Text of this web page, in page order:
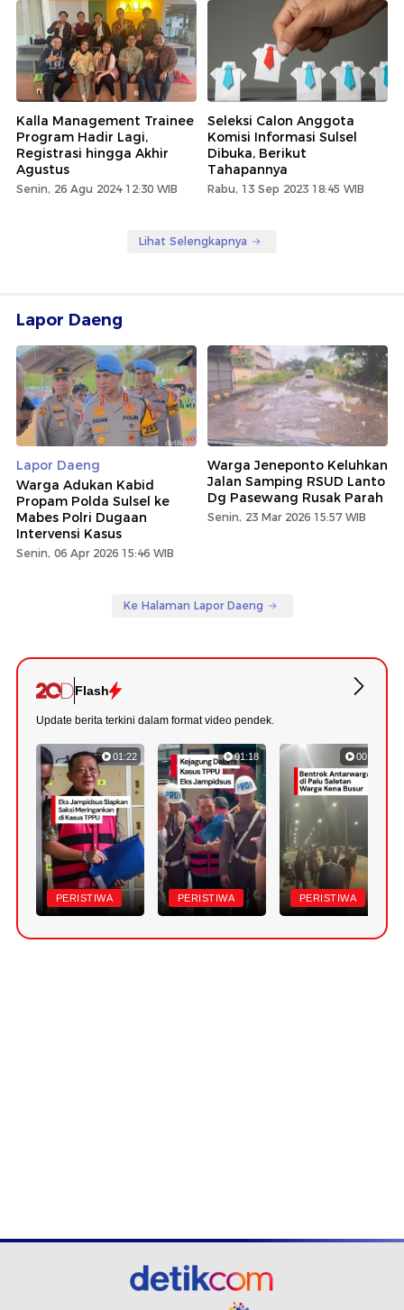
Kalla Management Trainee
Program Hadir Lagi,
Registrasi hingga Akhir
Agustus
Senin, 26 Agu 2024 12:30 WIB
Seleksi Calon Anggota
Komisi Informasi Sulsel
Dibuka, Berikut
Tahapannya
Rabu, 13 Sep 2023 18:45 WIB
Lihat Selengkapnya
Lapor Daeng
Lapor Daeng
Warga Adukan Kabid
Propam Polda Sulsel ke
Mabes Polri Dugaan
Intervensi Kasus
Senin, 06 Apr 2026 15:46 WIB
Warga Jeneponto Keluhkan
Jalan Samping RSUD Lanto
Dg Pasewang Rusak Parah
Senin, 23 Mar 2026 15:57 WIB
Ke Halaman Lapor Daeng
Flash
Update berita terkini dalam format video pendek.
01:22
PERISTIWA
01:18
PERISTIWA
00:34
PERISTIWA